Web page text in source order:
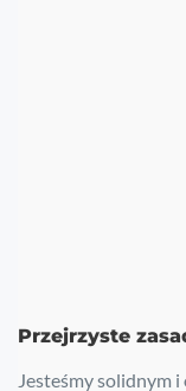
Przejrzyste
Jesteśmy solidnym